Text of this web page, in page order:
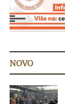
NOVO